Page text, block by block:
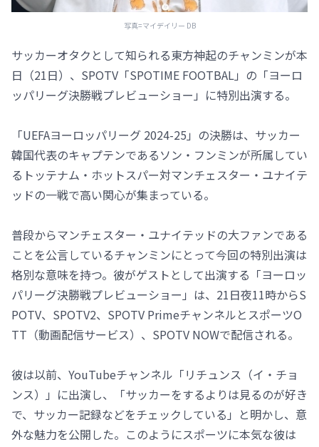
写真=マイデイリー DB
サッカーオタクとして知られる東方神起のチャンミンが本
日（21日）、SPOTV「SPOTIME FOOTBAL」の「ヨーロ
ッパリーグ決勝戦プレビューショー」に特別出演する。
「UEFAヨーロッパリーグ 2024-25」の決勝は、サッカー
韓国代表のキャプテンであるソン・フンミンが所属してい
るトッテナム・ホットスパー対マンチェスター・ユナイテ
ッドの一戦で高い関心が集まっている。
普段からマンチェスター・ユナイテッドの大ファンである
ことを公言しているチャンミンにとって今回の特別出演は
格別な意味を持つ。彼がゲストとして出演する「ヨーロッ
パリーグ決勝戦プレビューショー」は、21日夜11時からS
POTV、SPOTV2、SPOTV PrimeチャンネルとスポーツO
TT（動画配信サービス）、SPOTV NOWで配信される。
彼は以前、YouTubeチャンネル「リチュンス（イ・チョ
ンス）」に出演し、「サッカーをするよりは見るのが好き
で、サッカー記録などをチェックしている」と明かし、意
外な魅力を公開した。このようにスポーツに本気な彼は